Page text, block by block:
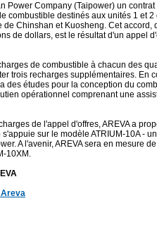
Power Company (Taipower) un
combustible destinés aux unités 1 et 2
Chinshan et Kuosheng. Cet accord,
de dollars, est le résultat d'un appel
de combustible à chacun des
trois recharges supplémentaires. En
des études pour la conception du
opérationnel comprenant une
de l'appel d'offres, AREVA a
sur le modèle ATRIUM-10A -
A l'avenir, AREVA sera en mesure
10XM.
Areva